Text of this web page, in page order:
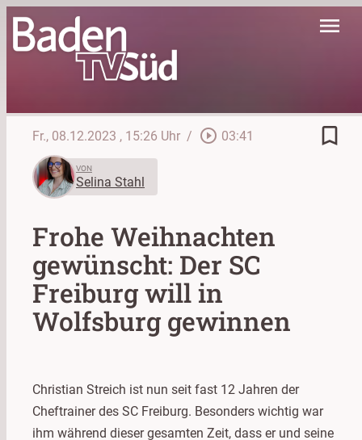
menu
Fr., 08.12.2023 , 15:26 Uhr / play_circle_outline 03:41 bookmark_border
VON
Selina Stahl
Frohe Weihnachten
gewünscht: Der SC
Freiburg will in
Wolfsburg gewinnen
Christian Streich ist nun seit fast 12 Jahren der
Cheftrainer des SC Freiburg. Besonders wichtig war
ihm während dieser gesamten Zeit, dass er und seine